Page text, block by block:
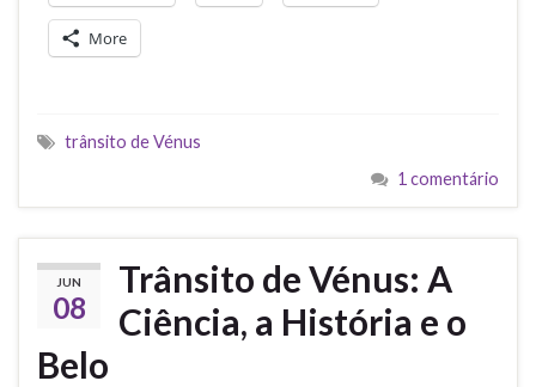
More
trânsito de Vénus
1 comentário
JUN
08
Trânsito de Vénus: A
Ciência, a História e o
Belo